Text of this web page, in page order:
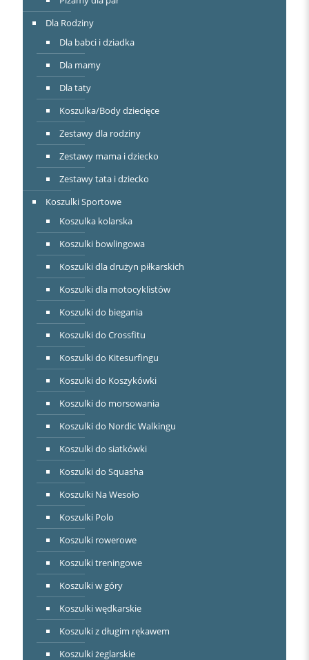
Dla Rodziny
Dla babci i dziadka
Dla mamy
Dla taty
Koszulka/Body dziecięce
Zestawy dla rodziny
Zestawy mama i dziecko
Zestawy tata i dziecko
Koszulki Sportowe
Koszulka kolarska
Koszulki bowlingowa
Koszulki dla drużyn piłkarskich
Koszulki dla motocyklistów
Koszulki do biegania
Koszulki do Crossfitu
Koszulki do Kitesurfingu
Koszulki do Koszykówki
Koszulki do morsowania
Koszulki do Nordic Walkingu
Koszulki do siatkówki
Koszulki do Squasha
Koszulki Na Wesoło
Koszulki Polo
Koszulki rowerowe
Koszulki treningowe
Koszulki w góry
Koszulki wędkarskie
Koszulki z długim rękawem
Koszulki żeglarskie